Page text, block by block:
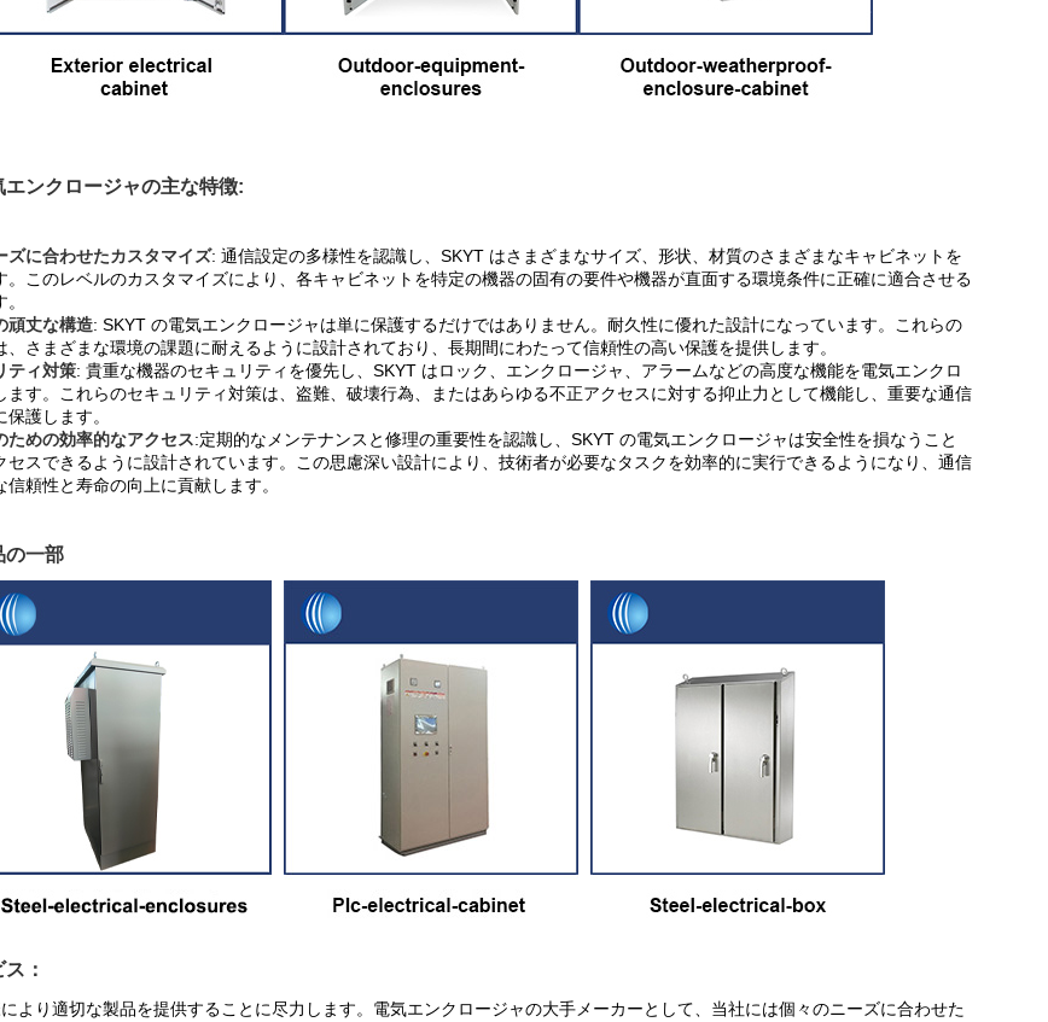
ンクロージャの主な特徴:
ズに合わせたカスタマイズ: 通信設定の多様性を認識し、SKYT はさまざまなサイズ、形状、材質のさまざまなキャビネットを
。このレベルのカスタマイズにより、各キャビネットを特定の機器の固有の要件や機器が直面する環境条件に正確に適合させる
頑丈な構造: SKYT の電気エンクロージャは単に保護するだけではありません。耐久性に優れた設計になっています。これらの
、さまざまな環境の課題に耐えるように設計されており、長期間にわたって信頼性の高い保護を提供します。
ティ対策: 貴重な機器のセキュリティを優先し、SKYT はロック、エンクロージャ、アラームなどの高度な機能を電気エンクロ
ます。これらのセキュリティ対策は、盗難、破壊行為、またはあらゆる不正アクセスに対する抑止力として機能し、重要な通信
護します。
ための効率的なアクセス:定期的なメンテナンスと修理の重要性を認識し、SKYT の電気エンクロージャは安全性を損なうこと
セスできるように設計されています。この思慮深い設計により、技術者が必要なタスクを効率的に実行できるようになり、通信
頼性と寿命の向上に貢献します。
の一部
：
より適切な製品を提供することに尽力します。電気エンクロージャの大手メーカーとして、当社には個々のニーズに合わせた